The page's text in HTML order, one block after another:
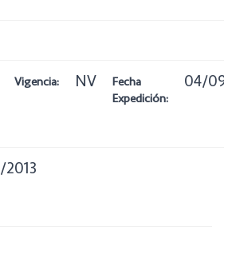
Vigencia: NV
Fecha
Expedición:
04/09/